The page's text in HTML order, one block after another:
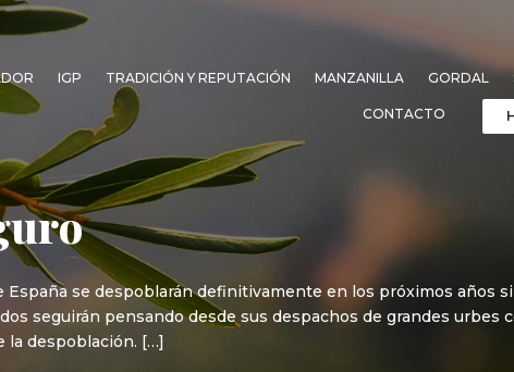
IGP TRADICIÓN Y REPUTACIÓN MANZANILLA GORDAL
CONTACTO
se despoblarán definitivamente en los próximos años
seguirán pensando desde sus despachos de grandes urbes
la despoblación. […]